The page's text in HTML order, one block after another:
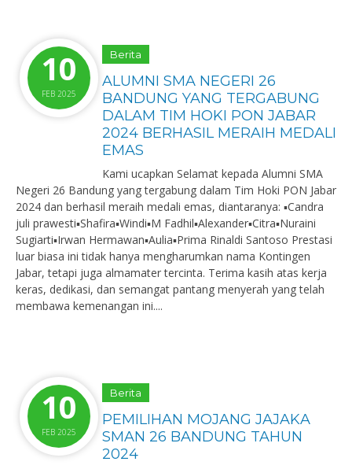
10
FEB 2025
Berita
ALUMNI SMA NEGERI 26
BANDUNG YANG TERGABUNG
DALAM TIM HOKI PON JABAR
2024 BERHASIL MERAIH MEDALI
EMAS
Kami ucapkan Selamat kepada Alumni SMA
Negeri 26 Bandung yang tergabung dalam Tim Hoki PON Jabar
2024 dan berhasil meraih medali emas, diantaranya: ▪️Candra
juli prawesti▪️Shafira▪️Windi▪️M Fadhil▪️Alexander▪️Citra▪️Nuraini
Sugiarti▪️Irwan Hermawan▪️Aulia▪️Prima Rinaldi Santoso Prestasi
luar biasa ini tidak hanya mengharumkan nama Kontingen
Jabar, tetapi juga almamater tercinta. Terima kasih atas kerja
keras, dedikasi, dan semangat pantang menyerah yang telah
membawa kemenangan ini....
10
FEB 2025
Berita
PEMILIHAN MOJANG JAJAKA
SMAN 26 BANDUNG TAHUN
2024